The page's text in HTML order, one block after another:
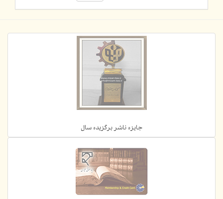
جایزه ناشر برگزیده سال